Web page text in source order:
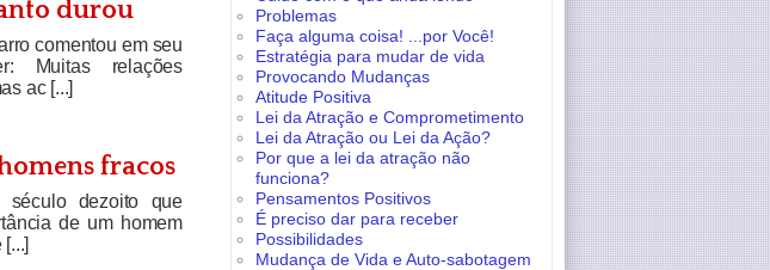
durou
comentou em seu
Muitas relações
ac [...]
fracos
dezoito que
de um homem
Problemas
Faça alguma coisa! ...por Você!
Estratégia para mudar de vida
Provocando Mudanças
Atitude Positiva
Lei da Atração e Comprometimento
Lei da Atração ou Lei da Ação?
Por que a lei da atração não
funciona?
Pensamentos Positivos
É preciso dar para receber
Possibilidades
Mudança de Vida e Auto-sabotagem